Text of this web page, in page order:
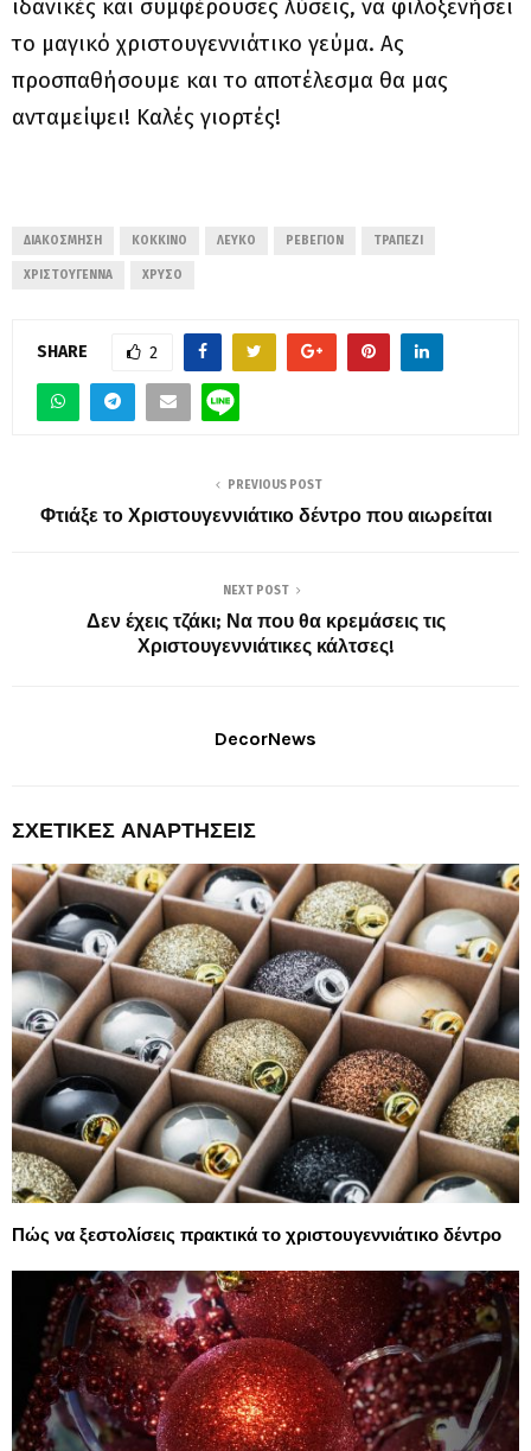
ιδανικές και συμφέρουσες λύσεις, να φιλοξενήσει
το μαγικό χριστουγεννιάτικο γεύμα. Ας
προσπαθήσουμε και το αποτέλεσμα θα μας
ανταμείψει! Καλές γιορτές!
ΔΙΑΚΌΣΜΗΣΗ ΚΌΚΚΙΝΟ ΛΕΥΚΌ ΡΕΒΕΓΙΌΝ ΤΡΑΠΈΖΙ
ΧΡΙΣΤΟΥΓΕΝΝΑ ΧΡΥΣΌ
SHARE 2
PREVIOUS POST
Φτιάξε το Χριστουγεννιάτικο δέντρο που αιωρείται
NEXT POST
Δεν έχεις τζάκι; Να που θα κρεμάσεις τις
Χριστουγεννιάτικες κάλτσες!
DecorNews
ΣΧΕΤΙΚΈΣ ΑΝΑΡΤΉΣΕΙΣ
Πώς να ξεστολίσεις πρακτικά το χριστουγεννιάτικο δέντρο